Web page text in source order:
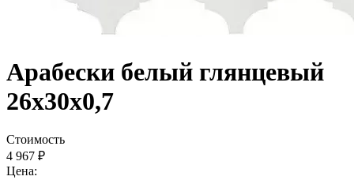
Арабески белый глянцевый
26x30x0,7
Стоимость
4 967 ₽
Цена: